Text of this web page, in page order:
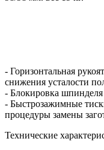
- Горизонтальная
снижения усталости
- Блокировка
- Быстрозажимные
процедуры замены
Технические